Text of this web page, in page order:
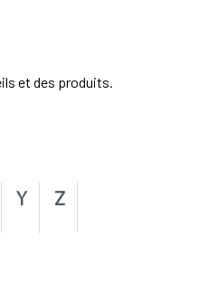
et des produits.
Y Z